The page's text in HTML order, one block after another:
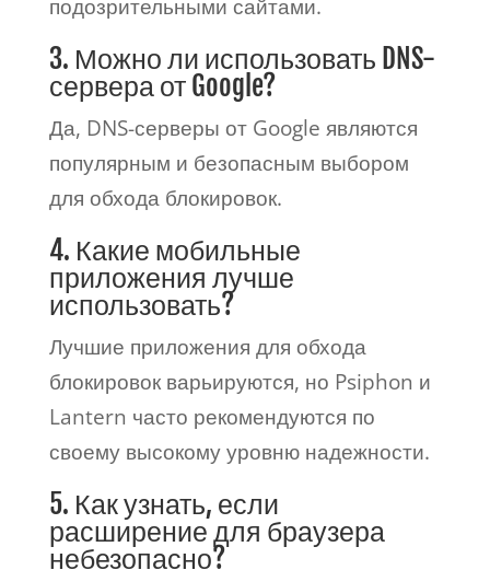
подозрительными сайтами.
3. Можно ли использовать DNS-
сервера от Google?
Да, DNS-серверы от Google являются
популярным и безопасным выбором
для обхода блокировок.
4. Какие мобильные
приложения лучше
использовать?
Лучшие приложения для обхода
блокировок варьируются, но Psiphon и
Lantern часто рекомендуются по
своему высокому уровню надежности.
5. Как узнать, если
расширение для браузера
небезопасно?